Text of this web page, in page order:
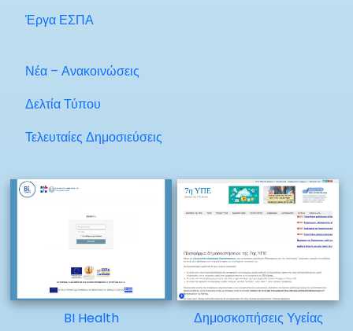
Έργα ΕΣΠΑ
Νέα – Ανακοινώσεις
Δελτία Τύπου
Τελευταίες Δημοσιεύσεις
BI Health Δημοσκοπήσεις Υγείας